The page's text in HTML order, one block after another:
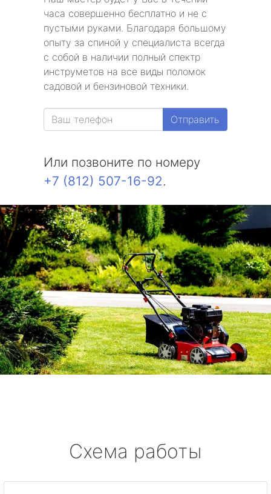
часа совершенно бесплатно и не с
пустыми руками. Благодаря большому
опыту за спиной у специалиста всегда
с собой в наличии полный спектр
инструметов на все виды поломок
садовой и бензиновой техники.
Отправить
Или позвоните по номеру
+7 (812) 507-16-92.
Схема работы